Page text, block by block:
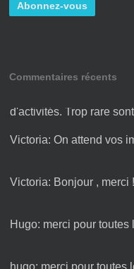
Commentaires récents
d'activités. Trop rare sont
Victoria: On attend vos
Victoria: Bonjour , merci
Hugo: merci pour toutes
hugo: merci pour toutes